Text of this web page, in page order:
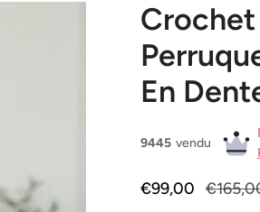
En
9445 vendu
Prix
€99,00
Prix